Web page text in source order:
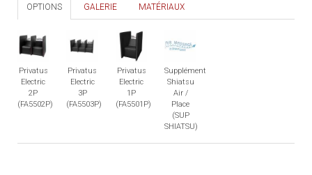
OPTIONS GALERIE MATÉRIAUX
Privatus
Electric
2P
(FA5502P)
Privatus
Electric
3P
(FA5503P)
Privatus
Electric
1P
(FA5501P)
Supplément
Shiatsu
Air /
Place
(SUP
SHIATSU)